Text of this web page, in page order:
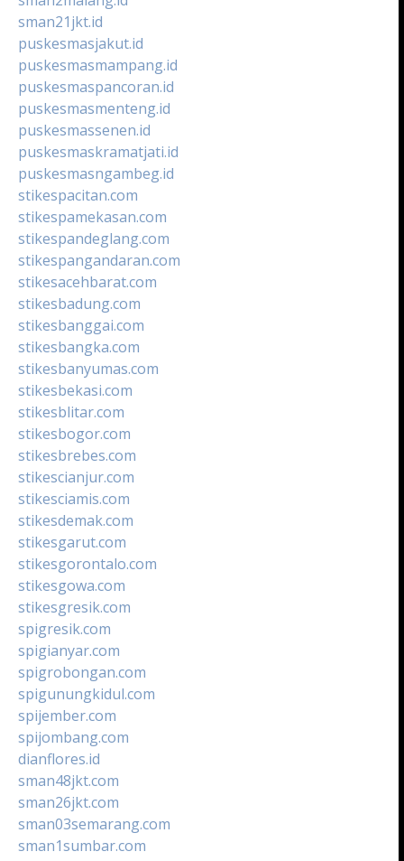
sman21jkt.id
puskesmasjakut.id
puskesmasmampang.id
puskesmaspancoran.id
puskesmasmenteng.id
puskesmassenen.id
puskesmaskramatjati.id
puskesmasngambeg.id
stikespacitan.com
stikespamekasan.com
stikespandeglang.com
stikespangandaran.com
stikesacehbarat.com
stikesbadung.com
stikesbanggai.com
stikesbangka.com
stikesbanyumas.com
stikesbekasi.com
stikesblitar.com
stikesbogor.com
stikesbrebes.com
stikescianjur.com
stikesciamis.com
stikesdemak.com
stikesgarut.com
stikesgorontalo.com
stikesgowa.com
stikesgresik.com
spigresik.com
spigianyar.com
spigrobongan.com
spigunungkidul.com
spijember.com
spijombang.com
dianflores.id
sman48jkt.com
sman26jkt.com
sman03semarang.com
sman1sumbar.com